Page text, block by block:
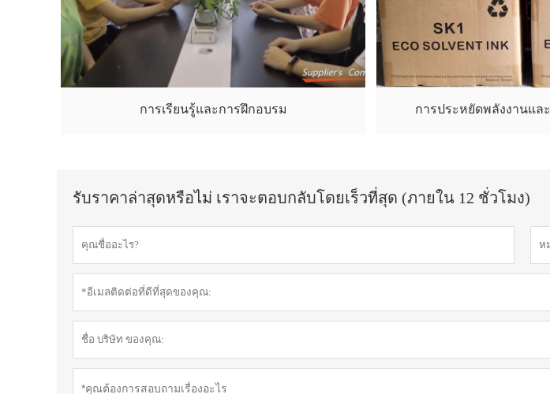
การเรียนรู้และการฝึกอบรม การประหยัดพลังงานแล
รับราคาล่าสุดหรือไม่ เราจะตอบกลับโดยเร็วที่สุด (ภายใน 12 ชั่วโมง)